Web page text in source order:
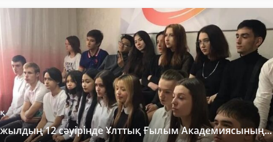
жылдың 12 сәуірінде Ұлттық Ғылым Академиясының...